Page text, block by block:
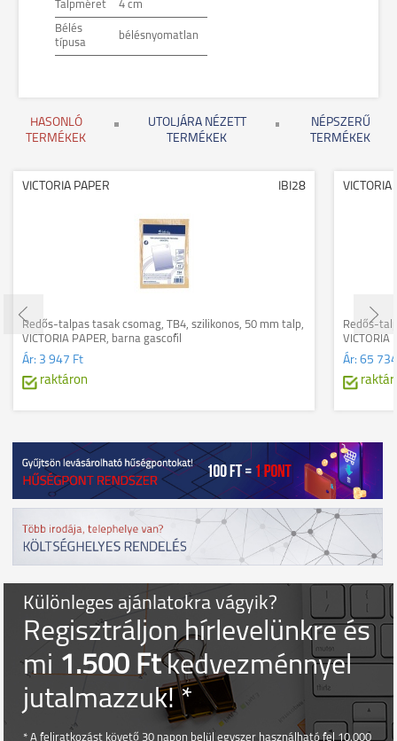
Talpméret 4 cm
Bélés
típusa
bélésnyomatlan
HASONLÓ
TERMÉKEK
UTOLJÁRA NÉZETT
TERMÉKEK
NÉPSZERŰ
TERMÉKEK
VICTORIA PAPER IBI28
Redős-talpas tasak csomag, TB4, szilikonos, 50 mm talp,
VICTORIA PAPER, barna gascofil
Ár: 3 947 Ft
raktáron
VICTORIA
Redős-
VICTORIA
Ár: 65
Különleges ajánlatokra vágyik?
Regisztráljon hírlevelünkre és
mi1.500 Ftkedvezménnyel
jutalmazzuk! *
* A feliratkozást követő 30 napon belül egyszer használható fel 10.000